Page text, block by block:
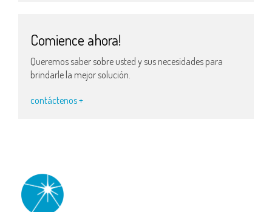
Comience ahora!
Queremos saber sobre usted y sus necesidades para
brindarle la mejor solución.
contáctenos +